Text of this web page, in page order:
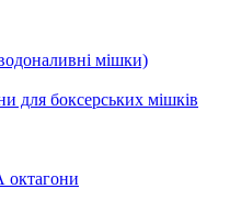
мішки)
для боксерських мішків
октагони